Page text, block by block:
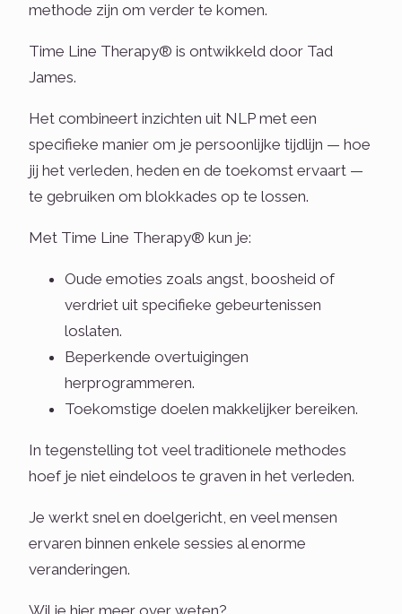
methode zijn om verder te komen.
Time Line Therapy® is ontwikkeld door Tad
James.
Het combineert inzichten uit NLP met een
specifieke manier om je persoonlijke tijdlijn — hoe
jij het verleden, heden en de toekomst ervaart —
te gebruiken om blokkades op te lossen.
Met Time Line Therapy® kun je:
Oude emoties zoals angst, boosheid of
verdriet uit specifieke gebeurtenissen
loslaten.
Beperkende overtuigingen
herprogrammeren.
Toekomstige doelen makkelijker bereiken.
In tegenstelling tot veel traditionele methodes
hoef je niet eindeloos te graven in het verleden.
Je werkt snel en doelgericht, en veel mensen
ervaren binnen enkele sessies al enorme
veranderingen.
Wil je hier meer over weten?